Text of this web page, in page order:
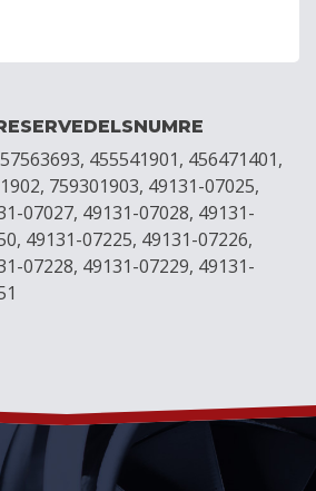
455541901, 456471401,
759301903, 49131-07025,
07027, 49131-07028, 49131-
49131-07225, 49131-07226,
07228, 49131-07229, 49131-